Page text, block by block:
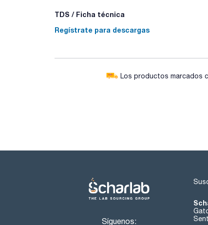
TDS / Ficha técnica
Regístrate para descargas
Los productos marcados
Síguenos: